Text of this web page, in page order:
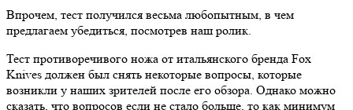
Впрочем, тест получился весьма любопытным, в чем
предлагаем убедиться, посмотрев наш ролик.
Тест противоречивого ножа от итальянского бренда Fox
Knives должен был снять некоторые вопросы, которые
возникли у наших зрителей после его обзора. Однако можно
сказать, что вопросов если не стало больше, то как минимум